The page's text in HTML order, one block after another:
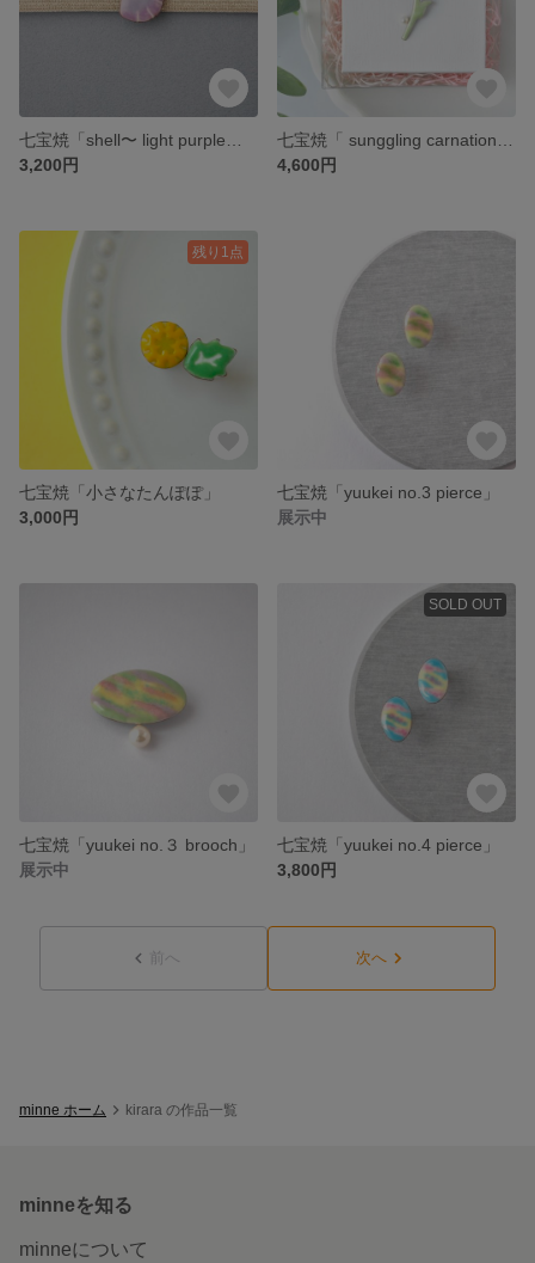
3,200円
4,600円
残り1点
七宝焼「小さなたんぽぽ」
3,000円
七宝焼「yuukei no.3 pierce」
展示中
七宝焼「yuukei no.３ brooch」
展示中
SOLD OUT
七宝焼「yuukei no.4 pierce」
3,800円
前へ 次へ
minne ホーム kirara の作品一覧
minneを知る
minneについて